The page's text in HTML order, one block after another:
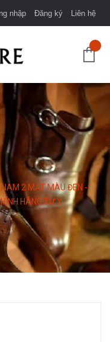
nhập Đăng ký Liên hệ
2 MẶT MÀU ĐEN -
HÃNG TỪ Ý